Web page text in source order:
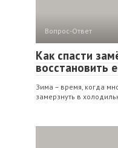
Вопрос-Ответ
Как спасти
восстановить
Зима – время, когда
замерзнуть в